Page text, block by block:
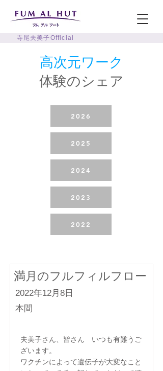
寺尾夫美子Official
高次元ワーク
体験のシェア
2026
2025
2024
2023
2022
満月のフルフィルフロー
2022年12月8日
本間
夫美子さん、皆さん いつも有難うご
ざいます。
ワクチンによって遺伝子が大変なこと